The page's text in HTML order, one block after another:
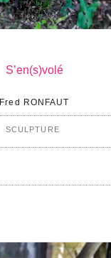
S’en(s)volé
Fred RONFAUT
SCULPTURE